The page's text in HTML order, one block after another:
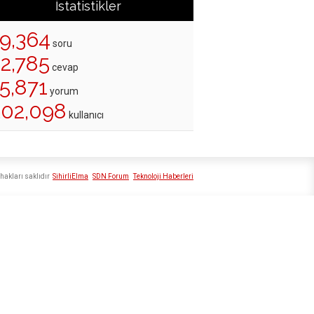
İstatistikler
soru
cevap
yorum
kullanıcı
SihirliElma SDN Forum Teknoloji Haberleri
saklıdır